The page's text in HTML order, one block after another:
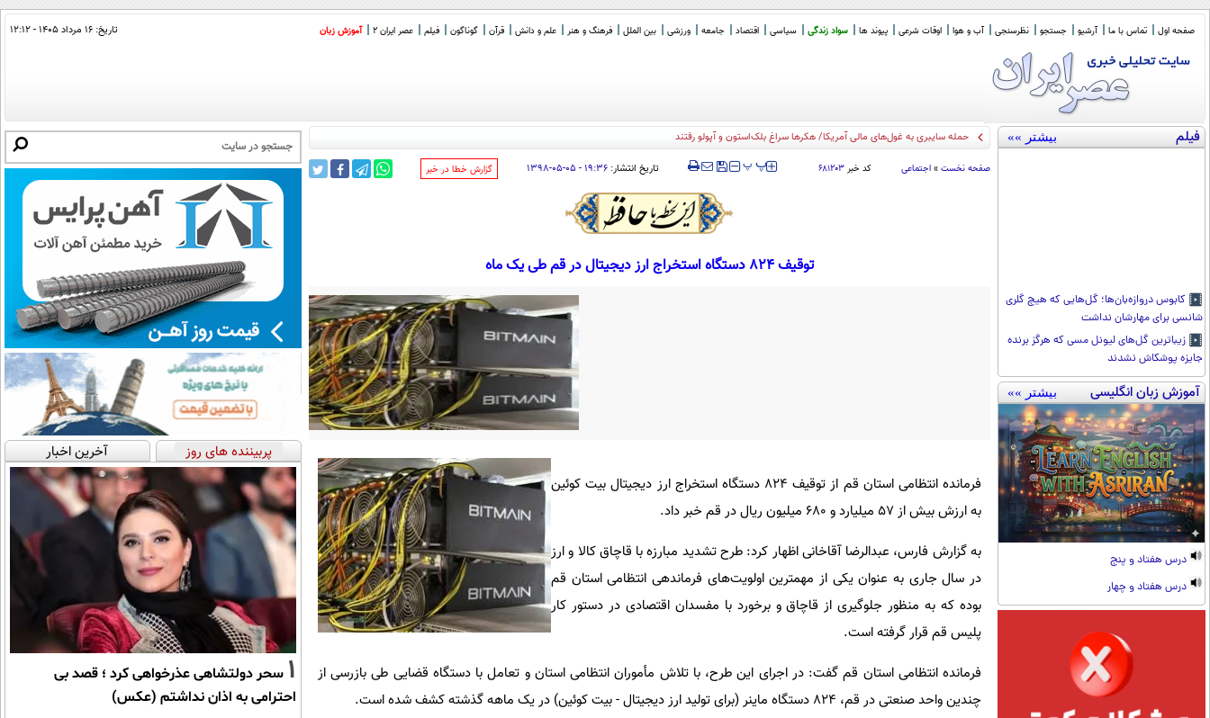
صفحه اول تماس با ما آرشیو جستجو نظرسنجی آب و هوا اوقات شرعی پیوند ها سواد زندگی سیاسی اقتصاد جامعه ورزشی بین الملل فرهنگ و هنر علم و دانش قرآن گوناگون فیلم عصر ایران 2 آموزش زبان تاریخ: ۱۶ مرداد ۱۴۰۵ - ۱۲:۱۲
فیلم بیشتر »»
کابوس دروازه‌بان‌ها؛ گل‌هایی که هیچ گلری
شانسی برای مهارشان نداشت
زیباترین گل‌های لیونل مسی که هرگز برنده
جایزه پوشکاش نشدند
آموزش زبان انگلیسی بیشتر »»
درس هفتاد و پنج
درس هفتاد و چهار
بهترین_
صفحه نخست » اجتماعی کد خبر ۶۸۱۲۰۳ ‍‍‍ پ پ تاریخ انتشار: ۱۹:۳۶ - ۰۵-۰۵-۱۳۹۸ ‌گزارش خطا در خبر
توقیف 824 دستگاه استخراج ارز دیجیتال در قم طی یک ماه
فرمانده انتظامی استان قم از توقیف 824 دستگاه استخراج ارز دیجیتال بیت کوئین
به ارزش بیش از 57 میلیارد و 680 میلیون ریال در قم خبر داد.
به گزارش فارس، عبدالرضا آقاخانی اظهار کرد: طرح تشدید مبارزه با قاچاق کالا و ارز
در سال جاری به عنوان یکی از مهمترین اولویت‌های فرماندهی انتظامی استان قم
بوده که به منظور جلوگیری از قاچاق و برخورد با مفسدان اقتصادی در دستور کار
پلیس قم قرار گرفته است.
فرمانده انتظامی استان قم گفت: در اجرای این طرح، با تلاش مأموران انتظامی استان و تعامل با دستگاه قضایی طی بازرسی از
چندین واحد صنعتی در قم، 824 دستگاه ماینر (برای تولید ارز دیجیتال - بیت کوئین) در یک ماهه گذشته کشف شده است.
پربیننده های روز آخرین اخبار
1 سحر دولتشاهی عذرخواهی کرد ؛ قصد بی
احترامی به اذان نداشتم (عکس)